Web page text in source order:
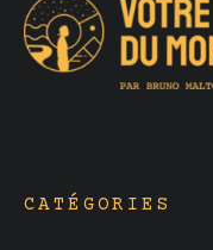
CATÉGORIES